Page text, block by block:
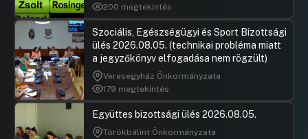
200 megtekintés
Szociális, Egészségügyi és Sport Bizottsági
ülés 2026.08.05. (technikai probléma miatt
a jegyzőkönyv elfogadása nem rögzült)
Veresegyház Önkormányzata
179 megtekintés
Együttes bizottsági ülés 2026.08.05.
Törökbálint Önkormányzata